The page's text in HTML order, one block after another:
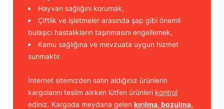
Hayvan sağlığını korumak,
Çiftlik ve işletmeler arasında şap gibi önemli
bulaşıcı hastalıkların taşınmasını engellemek,
Kamu sağlığına ve mevzuata uygun hizmet
sunmaktır.
İnternet sitemizden satın aldığınız ürünlerin
kargolarını teslim alırken lütfen ürünleri kontrol
ediniz. Kargoda meydana gelen kırılma, bozulma,